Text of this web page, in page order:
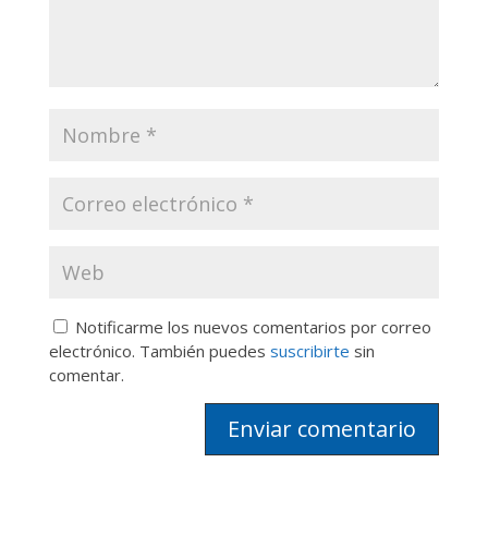
Notificarme los nuevos comentarios por correo
electrónico. También puedes suscribirte sin
comentar.